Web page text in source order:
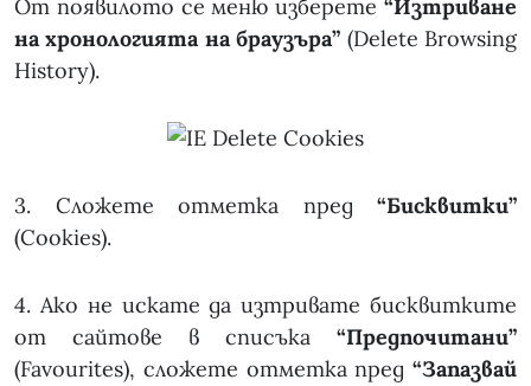
От появилото се меню изберете “Изтриване
на хронологията на браузъра” (Delete Browsing
History).
3. Сложете отметка пред “Бисквитки”
(Cookies).
4. Ако не искате да изтривате бисквитките
от сайтове в списъка “Предпочитани”
(Favourites), сложете отметка пред “Запазвай